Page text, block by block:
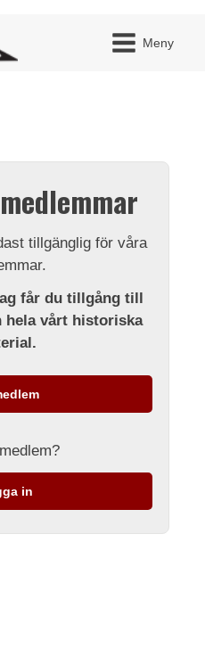
Meny
tillgänglig för våra
får du tillgång till
vårt historiska
in